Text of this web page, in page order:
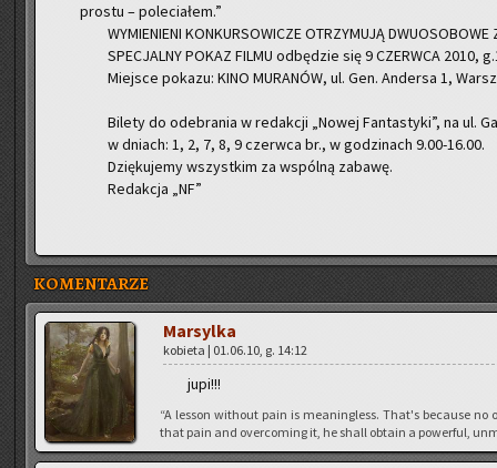
pro­stu – po­le­cia­łem.”
WY­MIE­NIE­NI KON­KUR­SO­WI­CZE OTRZY­MU­JĄ
SPE­CJAL­NY POKAZ FILMU od­bę­dzie się 9 CZERW­CA 2010,
Miej­sce po­ka­zu: KINO MU­RA­NÓW, ul. Gen. An­der­sa 1,
Bi­le­ty do ode­bra­nia w re­dak­cji „Nowej Fan­ta­sty­ki”, na ul.
w dniach: 1, 2, 7, 8, 9 czerw­ca br., w go­dzi­nach 9.00-16.00.
Dzię­ku­je­my wszyst­kim za wspól­ną za­ba­wę.
Re­dak­cja „NF”
KOMENTARZE
Mar­syl­ka
ko­bie­ta | 01.06.10, g. 14:12
jupi!!!
“A les­son wi­tho­ut pain is me­anin­gless. That's be­cau­se
that pain and over­co­ming it, he shall ob­ta­in a po­wer­ful,